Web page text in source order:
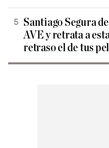
Santiago Segura
AVE y retrata a
retraso el de tus